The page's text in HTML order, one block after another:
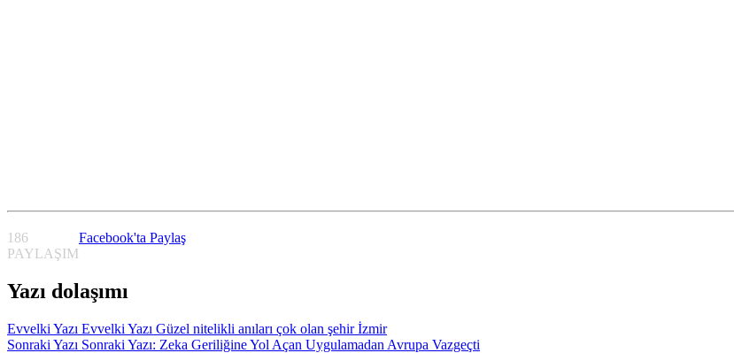
186
PAYLAŞIM
Facebook'ta Paylaş
Yazı dolaşımı
Evvelki Yazı Evvelki Yazı Güzel nitelikli anıları çok olan şehir İzmir
Sonraki Yazı Sonraki Yazı: Zeka Geriliğine Yol Açan Uygulamadan Avrupa Vazgeçti